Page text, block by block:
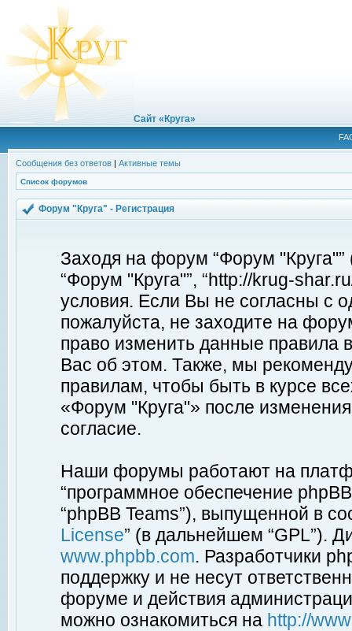
Сайт «Круга»
Сообщения без ответов | Активные темы
Список форумов
Форум "Круга" - Регистрация
Заходя на форум “Форум
“Форум "Круга"”, “http://krug-
условия. Если Вы не согласны с
пожалуйста, не заходите на
право изменить данные правила
Вас об этом. Также, мы
правилам, чтобы быть в курсе
«Форум "Круга"» после
согласие.
Наши форумы работают на
“программное обеспечение
“phpBB Teams”), выпущенной в
License” (в дальнейшем “GPL”).
www.phpbb.com. Разработчики
поддержку и не несут
форуме и действия
можно ознакомиться на http://